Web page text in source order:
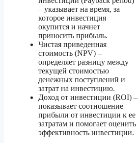
– указывает на время, за
которое инвестиция
окупится и начнет
приносить прибыль.
Чистая приведенная
стоимость (NPV) –
определяет разницу между
текущей стоимостью
денежных поступлений и
затрат на инвестицию.
Доход от инвестиции (ROI) –
показывает соотношение
прибыли от инвестиции к ее
затратам и помогает оценить
эффективность инвестиции.